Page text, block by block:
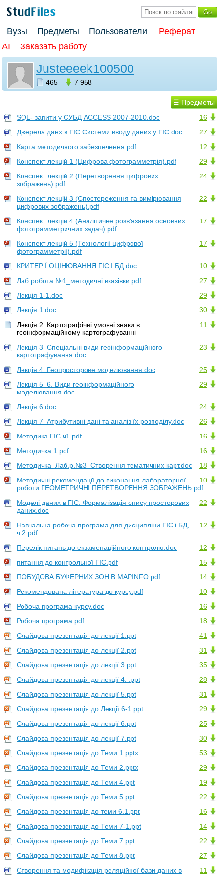
Вузы Предметы Пользователи
Реферат
AI
Заказать работу
Justeeeek100500
465 7 958
☰ Предметы
16
SQL- запити у СУБД ACCESS 2007-2010.doc
27
Джерела данх в ГІС.Системи вводу даних у ГІС.doc
12
Карта методичного забезпечення.pdf
29
Конспект лекцій 1 (Цифрова фотограмметрія).pdf
24
Конспект лекцій 2 (Перетворення цифрових
зображень).pdf
22
Конспект лекцій 3 (Спостереження та вимірювання
цифрових зображень).pdf
17
Конспект лекцій 4 (Аналітичне розв’язання основних
фотограмметричних задач).pdf
17
Конспект лекцій 5 (Технології цифрової
фотограмметрії).pdf
10
КРИТЕРІЇ ОЦІНЮВАННЯ ГІС І БД.doc
27
Лаб.робота №1_методичні вказівки.pdf
29
Лекція 1-1.doc
30
Лекція 1.doc
11
Лекція 2. Картографічні умовні знаки в
геоінформаційному картографуванні
23
Лекція 3. Спеціальні види геоінформаційного
картографування.doc
25
Лекція 4. Геопросторове моделювання.doc
29
Лекція 5_6. Види геоінформаційного
моделювання.doc
24
Лекція 6.doc
26
Лекція 7. Атрибутивні дані та аналіз їх розподілу.doc
16
Методика ГІС ч1.pdf
16
Методичка 1.pdf
18
Методичка_Лаб.р.№3_Створення тематичних карт.doc
10
Методичні рекомендації до виконання лабораторної
роботи ГЕОМЕТРИЧНІ ПЕРЕТВОРЕННЯ ЗОБРАЖЕНЬ.pdf
22
Моделі даних в ГІС. Формалізація опису просторових
даних.doc
12
Навчальна робоча програма для дисципліни ГІС і БД,
ч.2.pdf
12
Перелік питань до екзаменаційного контролю.doc
15
питання до контрольної ГІС.pdf
14
ПОБУДОВА БУФЕРНИХ ЗОН В MAPINFO.pdf
10
Рекомендована література до курсу.pdf
16
Робоча програма курсу.doc
18
Робоча програма.pdf
41
Слайдова презентація до лекції 1.ppt
31
Слайдова презентація до лекції 2.ppt
35
Слайдова презентація до лекції 3.ppt
28
Слайдова презентація до лекції 4. .ppt
31
Слайдова презентація до лекції 5.ppt
29
Слайдова презентація до Лекції 6-1.ppt
25
Слайдова презентація до лекції 6.ppt
30
Слайдова презентація до лекції 7.ppt
53
Слайдова презентація до Теми 1.pptx
29
Слайдова презентація до Теми 2.pptx
19
Слайдова презентація до Теми 4.ppt
22
Слайдова презентація до Теми 5.ppt
16
Слайдова презентація до теми 6.1.ppt
14
Слайдова презентація до Теми 7-1.ppt
22
Слайдова презентація до Теми 7.ppt
27
Слайдова презентація до Теми 8.ppt
11
Створення та модифікація реляційної бази даних в